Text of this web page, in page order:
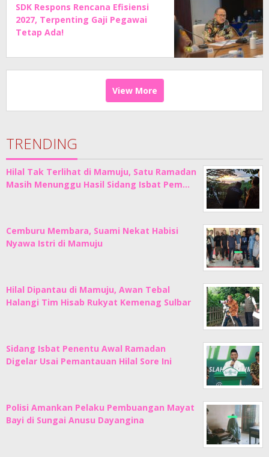
SDK Respons Rencana Efisiensi
2027, Terpenting Gaji Pegawai
Tetap Ada!
View More
TRENDING
Hilal Tak Terlihat di Mamuju, Satu Ramadan
Masih Menunggu Hasil Sidang Isbat Pem…
Cemburu Membara, Suami Nekat Habisi
Nyawa Istri di Mamuju
Hilal Dipantau di Mamuju, Awan Tebal
Halangi Tim Hisab Rukyat Kemenag Sulbar
Sidang Isbat Penentu Awal Ramadan
Digelar Usai Pemantauan Hilal Sore Ini
Polisi Amankan Pelaku Pembuangan Mayat
Bayi di Sungai Anusu Dayangina